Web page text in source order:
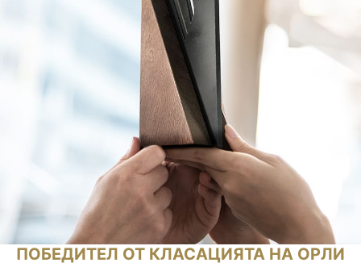
ПОБЕДИТЕЛ ОТ КЛАСАЦИЯТА НА ОРЛИ